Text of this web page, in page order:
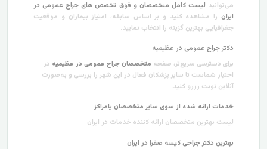
می‌توانید لیست کامل متخصصان و فوق تخصص های جراح عمومی در
ایران را مشاهده کنید و بر اساس سابقه، امتیاز بیماران و موقعیت
جغرافیایی بهترین گزینه را انتخاب نمایید.
دکتر جراح عمومی در عظیمیه
برای دسترسی سریع‌تر، صفحه متخصصان جراح عمومی در عظیمیه در
اختیار شماست تا سایر پزشکان فعال در این شهر را بررسی و به‌صورت
آنلاین نوبت رزرو کنید.
خدمات ارائه شده از سوی سایر متخصصان یامراکز
لیست بهترین متخصصان ارائه کننده خدمات در ایران
بهترین دکتر جراحی کیسه صفرا در ایران